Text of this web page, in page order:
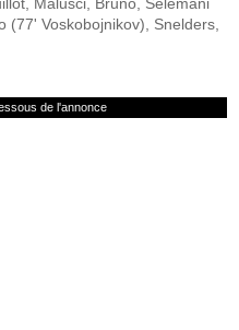
(77' Voskobojnikov), Snelders,
de l'annonce